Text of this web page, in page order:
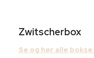
Zwitscherbox
Se og hør alle